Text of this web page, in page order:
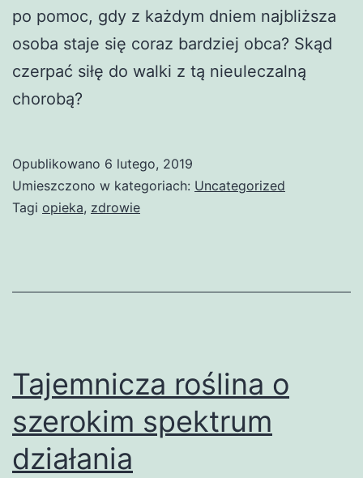
po pomoc, gdy z każdym dniem najbliższa
osoba staje się coraz bardziej obca? Skąd
czerpać siłę do walki z tą nieuleczalną
chorobą?
Opublikowano 6 lutego, 2019
Umieszczono w kategoriach: Uncategorized
Tagi opieka, zdrowie
Tajemnicza roślina o
szerokim spektrum
działania